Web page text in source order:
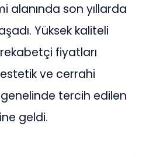
alanında son yıllarda
Yüksek kaliteli
fiyatları
ve cerrahi
tercih edilen
geldi.